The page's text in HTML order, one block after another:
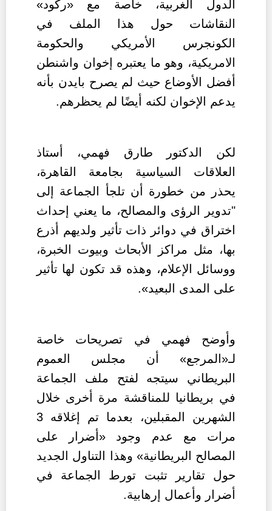
الدول الغربية، خاصة مع «ركود»
النقاشات حول هذا الملف في
الكونجرس الأمريكي والحكومة
الامريكية، وهو ما يعتبره إخوان واشنطن
أفضل الأوضاع حيث لم يصرح بايدن بأنه
يدعم الإخوان لكنه أيضًا لم يحظرهم.
لكن الدكتور طارق فهمي، أستاذ
العلاقات السياسية بجامعة القاهرة،
يحذر من خطورة أن تلجأ الجماعة إلى
"تدوير الرؤى والمصالح، ما يعني إحداث
اختراق في دوائر ذات تأثير ولديهم أذرع
بها، مثل مراكز الأبحاث وبيوت الخبرة،
ووسائل الإعلام، وهذه قد تكون لها تأثير
على المدى البعيد».
وأوضح فهمي في تصريحات خاصة
لـ«المرجع» أن مجلس العموم
البريطاني سيتجه لفتح ملف الجماعة
في بريطانيا للمناقشة مرة أخرى خلال
الشهرين المقبلين، بعدما تم إغلاقه 3
مرات مع عدم وجود «أضرار على
المصالح البريطانية» وهذا التناول الجديد
حول تقارير تثبت تورط الجماعة في
أضرار وأعمال إرهابية.